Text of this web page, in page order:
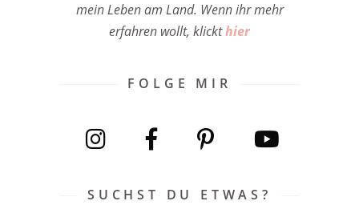
mein Leben am Land. Wenn ihr mehr
erfahren wollt, klickthier
FOLGE MIR
SUCHST DU ETWAS?